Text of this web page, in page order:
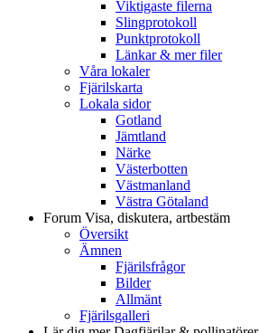
Viktigaste filerna
Slingprotokoll
Punktprotokoll
Länkar & mer filer
Våra lokaler
Fjärilskarta
Lokala sidor
Gotland
Jämtland
Närke
Västerbotten
Västmanland
Västra Götaland
Forum Visa, diskutera, artbestäm
Översikt
Ämnen
Fjärilsfrågor
Bilder
Allmänt
Fjärilsgalleri